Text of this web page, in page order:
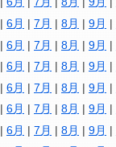
6月 7月 8月 9月
6月 7月 8月 9月
6月 7月 8月 9月
6月 7月 8月 9月
6月 7月 8月 9月
6月 7月 8月 9月